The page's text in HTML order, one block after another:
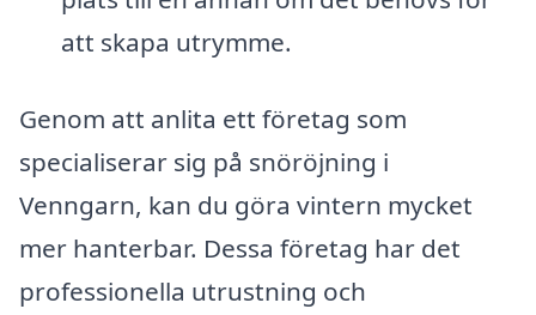
att skapa utrymme.
Genom att anlita ett företag som
specialiserar sig på snöröjning i
Venngarn, kan du göra vintern mycket
mer hanterbar. Dessa företag har det
professionella utrustning och